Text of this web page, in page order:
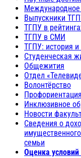
Международное
Выпускники
ТГПУ в
ТГПУ в СМИ
ТГПУ: история и
Студенческая
Общежития
Отдел
Волонтёрство
Инклюзивное
Новости
Сведения о
семьи
Оценка